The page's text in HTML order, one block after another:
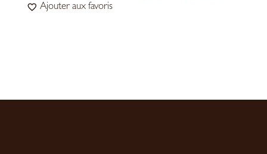
Ajouter aux favoris